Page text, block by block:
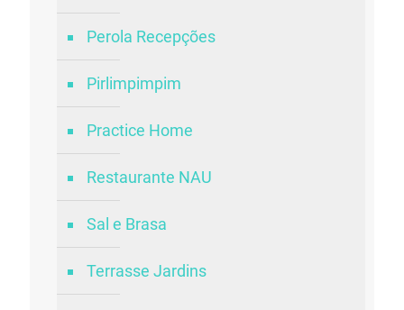
Perola Recepções
Pirlimpimpim
Practice Home
Restaurante NAU
Sal e Brasa
Terrasse Jardins